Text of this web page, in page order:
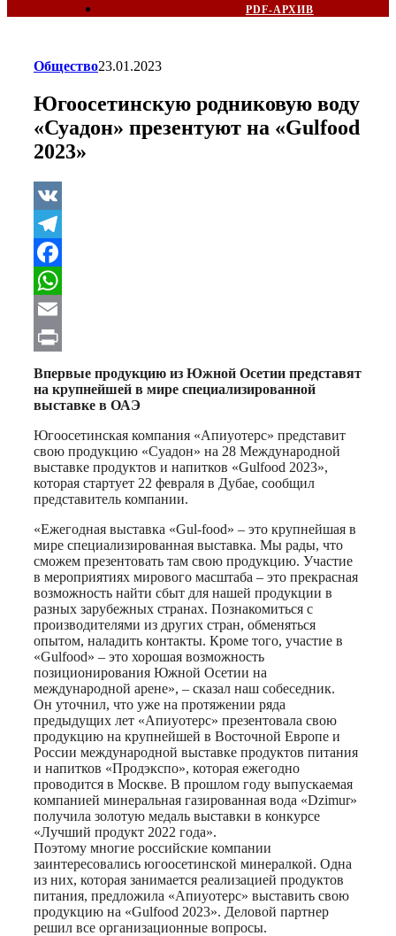
PDF-АРХИВ
Общество23.01.2023
Югоосетинскую родниковую воду
«Суадон» презентуют на «Gulfood
2023»
VK
Telegram
Facebook
WhatsApp
Email
Print
Впервые продукцию из Южной Осетии представят
на крупнейшей в мире специализированной
выставке в ОАЭ
Югоосетинская компания «Апиуотерс» представит
свою продукцию «Суадон» на 28 Международной
выставке продуктов и напитков «Gulfood 2023»,
которая стартует 22 февраля в Дубае, сообщил
представитель компании.
«Ежегодная выставка «Gul-food» – это крупнейшая в
мире специализированная выставка. Мы рады, что
сможем презентовать там свою продукцию. Участие
в мероприятиях мирового масштаба – это прекрасная
возможность найти сбыт для нашей продукции в
разных зарубежных странах. Познакомиться с
производителями из других стран, обменяться
опытом, наладить контакты. Кроме того, участие в
«Gulfood» – это хорошая возможность
позиционирования Южной Осетии на
международной арене», – сказал наш собеседник.
Он уточнил, что уже на протяжении ряда
предыдущих лет «Апиуотерс» презентовала свою
продукцию на крупнейшей в Восточной Европе и
России международной выставке продуктов питания
и напитков «Продэкспо», которая ежегодно
проводится в Москве. В прошлом году выпускаемая
компанией минеральная газированная вода «Dzimur»
получила золотую медаль выставки в конкурсе
«Лучший продукт 2022 года».
Поэтому многие российские компании
заинтересовались югоосетинской минералкой. Одна
из них, которая занимается реализацией продуктов
питания, предложила «Апиуотерс» выставить свою
продукцию на «Gulfood 2023». Деловой партнер
решил все организационные вопросы.